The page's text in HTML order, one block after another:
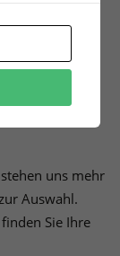
uns mehr
Auswahl.
Sie Ihre